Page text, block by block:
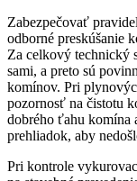
Zabezpečovať
odborné preskúšanie
Za celkový technický
sami, a preto sú
komínov. Pri
pozornosť na čistotu
dobrého ťahu komína
prehliadok, aby
Pri kontrole